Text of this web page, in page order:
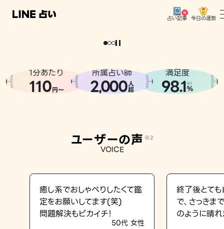
占い記事 今日の運勢
相談事例
占い記事
どうせなら
。
1分あたり
110円〜
所属占い師
2,000人
超
満足度
98.1※1
%
ユーザーの声 ※2
VOICE
癒し系でおしゃべりしたくて鑑
定をお願いしてます(笑)
問題解決もピカイチ！
50代 女性
終了後とて
で、さっき
のように晴れ